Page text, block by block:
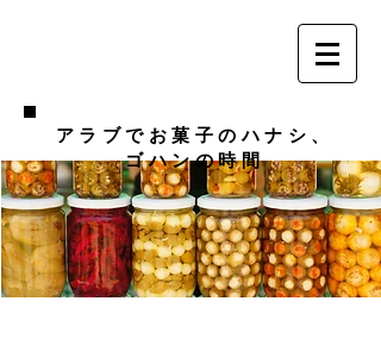
アラブでお菓子のハナシ、
ゴハンの時間